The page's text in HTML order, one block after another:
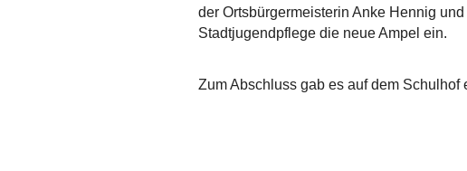
der Ortsbürgermeisterin Anke Hennig
Stadtjugendpflege die neue Ampel ein.
Zum Abschluss gab es auf dem Schulhof